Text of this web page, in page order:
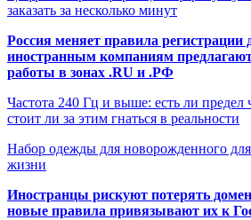
заказать за несколько минут
Россия меняет правила регистрации
иностранным компаниям
работы в зонах .RU и .РФ
Частота 240 Гц и выше: есть ли предел
стоит ли за этим гнаться в реальности
Набор одежды для новорожденного для
жизни
Иностранцы рискуют потерять
новые правила привязывают их к